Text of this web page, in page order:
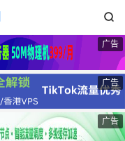

广告
广告
广告